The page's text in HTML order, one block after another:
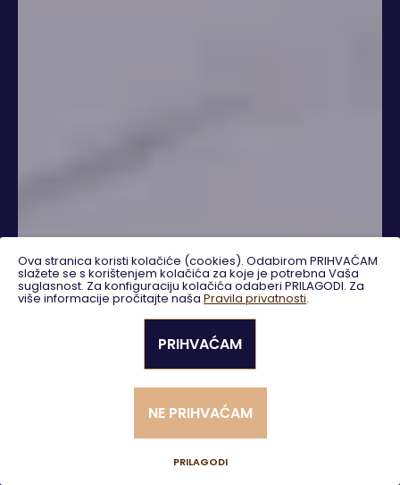
Napredno pretraživanje
Ova stranica koristi kolačiće (cookies). Odabirom PRIHVAĆAM
slažete se s korištenjem kolačića za koje je potrebna Vaša
suglasnost. Za konfiguraciju kolačića odaberi PRILAGODI. Za
više informacije pročitajte naša Pravila privatnosti.
PRILAGODI
NE PRIHVAĆAM
PRIHVAĆAM